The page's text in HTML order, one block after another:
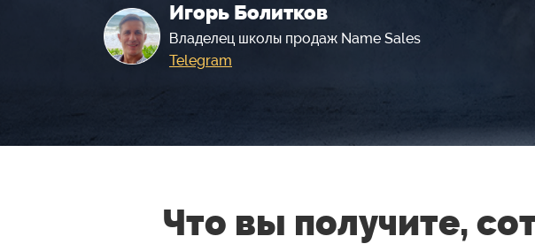
Игорь Болитков
Владелец школы продаж Name Sales
Telegram
Что вы получите,